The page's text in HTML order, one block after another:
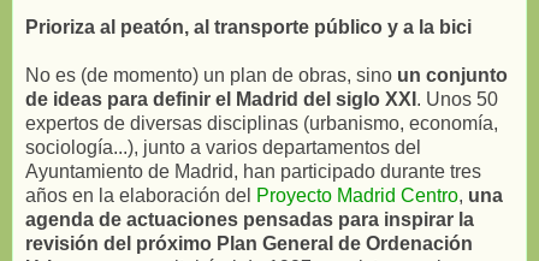
Prioriza al peatón, al transporte público y a la bici
No es (de momento) un plan de obras, sino un conjunto
de ideas para definir el Madrid del siglo XXI . Unos 50
expertos de diversas disciplinas (urbanismo, economía,
sociología...), junto a varios departamentos del
Ayuntamiento de Madrid, han participado durante tres
años en la elaboración del Proyecto Madrid Centro, una
agenda de actuaciones pensadas para inspirar la
revisión del próximo Plan General de Ordenación